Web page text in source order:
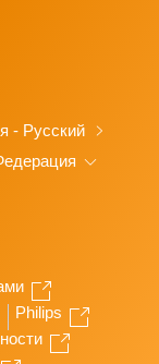
- Русский
Philips